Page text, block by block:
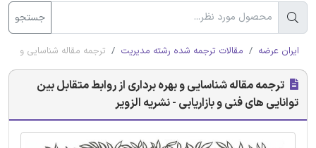
جستجو
ایران عرضه مقالات ترجمه شده رشته مدیریت ترجمه مقاله شناسایی و بهره
ترجمه مقاله شناسایی و بهره برداری از روابط متقابل بین
توانایی های فنی و بازاریابی - نشریه الزویر